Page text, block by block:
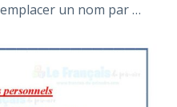
un nom par …